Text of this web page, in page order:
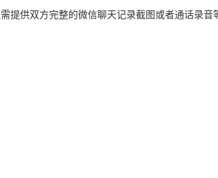
供双方完整的微信聊天记录截图或者通话录音